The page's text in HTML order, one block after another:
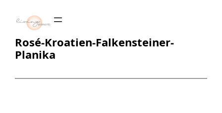
Inhalt
springen
Rosé-Kroatien-Falkensteiner-
Planika